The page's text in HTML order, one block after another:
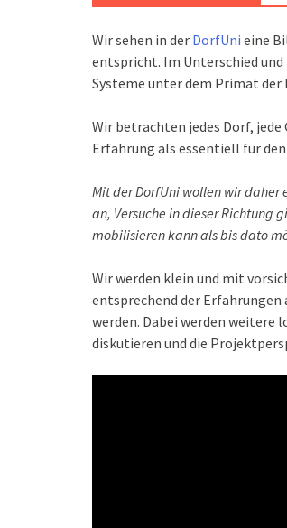
Wir sehen in der DorfUni eine
entspricht. Im Unterschied
Systeme unter dem Primat
Wir betrachten jedes Dorf,
Erfahrung als essentiell für
Mit der DorfUni wollen wir daher
an, Versuche in dieser Richtung
mobilisieren kann als bis dato
Wir werden klein und mit
entsprechend der
werden. Dabei werden
diskutieren und die